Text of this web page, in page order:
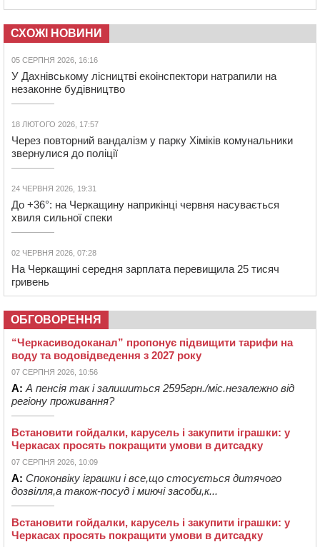
СХОЖІ НОВИНИ
05 СЕРПНЯ 2026, 16:16
У Дахнівському лісництві екоінспектори натрапили на
незаконне будівництво
18 ЛЮТОГО 2026, 17:57
Через повторний вандалізм у парку Хіміків комунальники
звернулися до поліції
24 ЧЕРВНЯ 2026, 19:31
До +36°: на Черкащину наприкінці червня насувається
хвиля сильної спеки
02 ЧЕРВНЯ 2026, 07:28
На Черкащині середня зарплата перевищила 25 тисяч
гривень
ОБГОВОРЕННЯ
“Черкасиводоканал” пропонує підвищити тарифи на
воду та водовідведення з 2027 року
07 СЕРПНЯ 2026, 10:56
А: А пенсія так і залишиться 2595грн./міс.незалежно від
регіону проживання?
Встановити гойдалки, карусель і закупити іграшки: у
Черкасах просять покращити умови в дитсадку
07 СЕРПНЯ 2026, 10:09
А: Споконвіку іграшки і все,що стосується дитячого
дозвілля,а також-посуд і миючі засоби,к...
Встановити гойдалки, карусель і закупити іграшки: у
Черкасах просять покращити умови в дитсадку